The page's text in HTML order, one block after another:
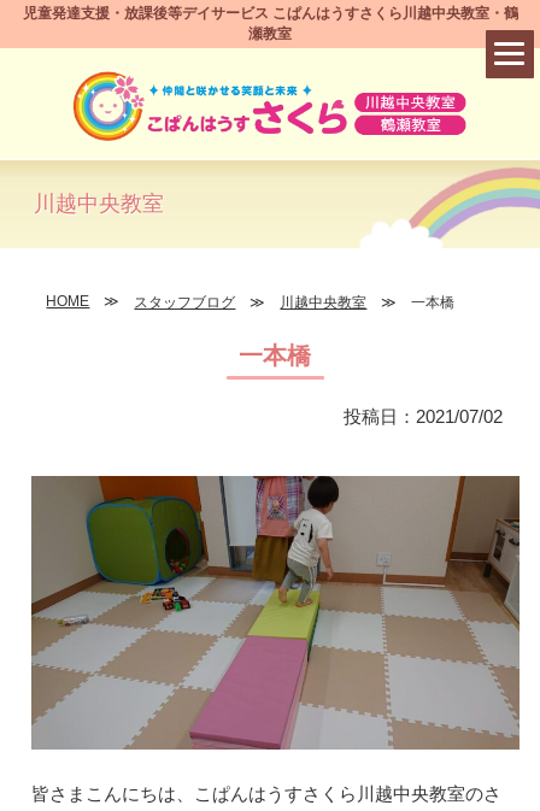
児童発達支援・放課後等デイサービス こぱんはうすさくら川越中央教室・鶴
瀬教室
川越中央教室
HOME スタッフブログ 川越中央教室 一本橋
一本橋
投稿日：2021/07/02
皆さまこんにちは、こぱんはうすさくら川越中央教室のさ